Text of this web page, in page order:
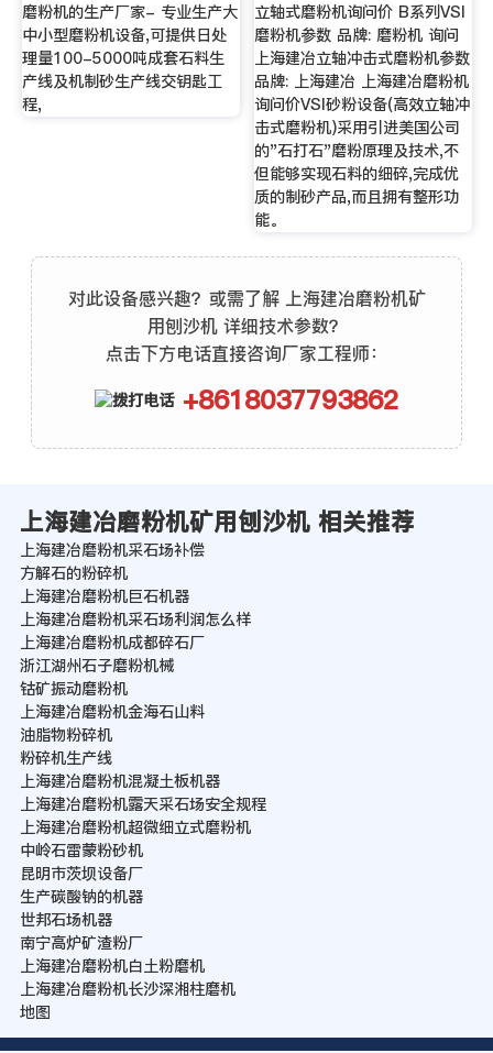
磨粉机的生产厂家- 专业生产大
中小型磨粉机设备,可提供日处
理量100-5000吨成套石料生
产线及机制砂生产线交钥匙工
程,
立轴式磨粉机询问价 B系列VSI
磨粉机参数 品牌: 磨粉机 询问
上海建冶立轴冲击式磨粉机参数
品牌: 上海建冶 上海建冶磨粉机
询问价VSI砂粉设备(高效立轴冲
击式磨粉机)采用引进美国公司
的"石打石"磨粉原理及技术,不
但能够实现石料的细碎,完成优
质的制砂产品,而且拥有整形功
能。
对此设备感兴趣？或需了解 上海建冶磨粉机矿
用刨沙机 详细技术参数？
点击下方电话直接咨询厂家工程师：
+8618037793862
上海建冶磨粉机矿用刨沙机 相关推荐
上海建冶磨粉机采石场补偿
方解石的粉碎机
上海建冶磨粉机巨石机器
上海建冶磨粉机采石场利润怎么样
上海建冶磨粉机成都碎石厂
浙江湖州石子磨粉机械
钴矿振动磨粉机
上海建冶磨粉机金海石山料
油脂物粉碎机
粉碎机生产线
上海建冶磨粉机混凝土板机器
上海建冶磨粉机露天采石场安全规程
上海建冶磨粉机超微细立式磨粉机
中岭石雷蒙粉砂机
昆明市茨坝设备厂
生产碳酸钠的机器
世邦石场机器
南宁高炉矿渣粉厂
上海建冶磨粉机白土粉磨机
上海建冶磨粉机长沙深湘柱磨机
地图